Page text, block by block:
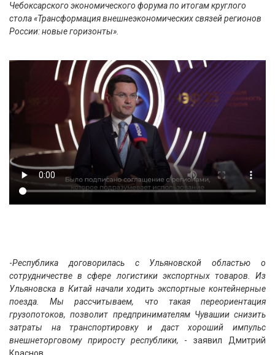
Чебоксарского экономического форума по итогам круглого
стола «Трансформация внешнеэкономических связей регионов
России: новые горизонты».
-Республика договорилась с Ульяновской областью о
сотрудничестве в сфере логистики экспортных товаров. Из
Ульяновска в Китай начали ходить экспортные контейнерные
поезда. Мы рассчитываем, что такая переориентация
грузопотоков, позволит предпринимателям Чувашии снизить
затраты на транспортировку и даст хороший импульс
внешнеторговому приросту республики, - заявил Дмитрий